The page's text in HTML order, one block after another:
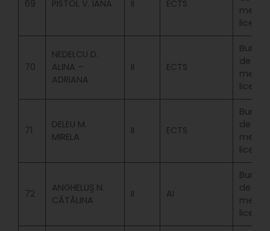
69 PISTOL V. IANA II ECTS
merit
licenta
70
NEDELCU D.
ALINA –
ADRIANA
II ECTS
Bursa
de
merit
licenta
71
DELEU M.
MIRELA
II ECTS
Bursa
de
merit
licenta
72
ANGHELUŞ N.
CĂTĂLINA
II AI
Bursa
de
merit
licenta